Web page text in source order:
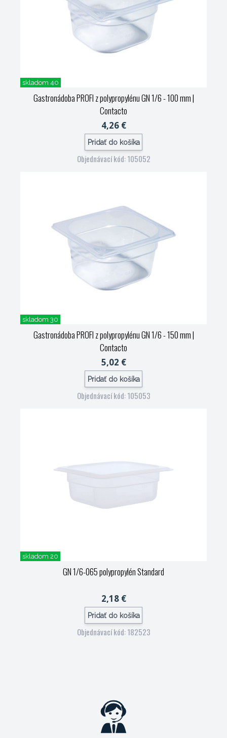
skladom 40
Gastronádoba PROFI z polypropylénu GN 1/6 - 100 mm|
Contacto
4,26 €
Pridať do košíka
Objednávací kód: 105052
skladom 30
Gastronádoba PROFI z polypropylénu GN 1/6 - 150 mm|
Contacto
5,02 €
Pridať do košíka
Objednávací kód: 105053
skladom 20
GN 1/6-065 polypropylén Standard
2,18 €
Pridať do košíka
Objednávací kód: 182523